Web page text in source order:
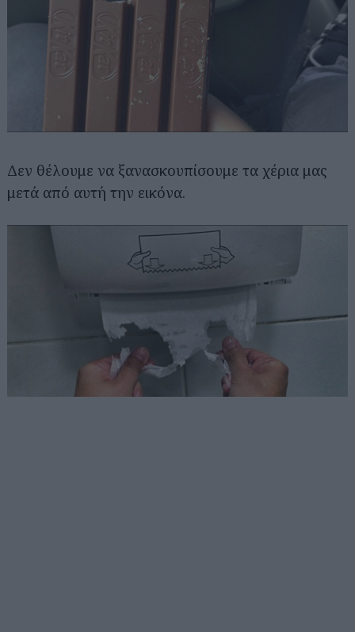
Δεν θέλουμε να ξανασκουπίσουμε τα χέρια μας
μετά από αυτή την εικόνα.